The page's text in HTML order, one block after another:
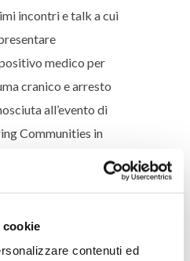
contenuti ed
incontri e talk a cui
medico per
cranico e arresto
all’evento di
Communities in
su come diventare
al meglio il